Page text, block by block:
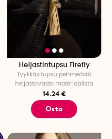
Heijastintupsu Firefly
Tyylikäs tupsu pehmeästä
heijastavasta materiaalista
14.24 €
Osta